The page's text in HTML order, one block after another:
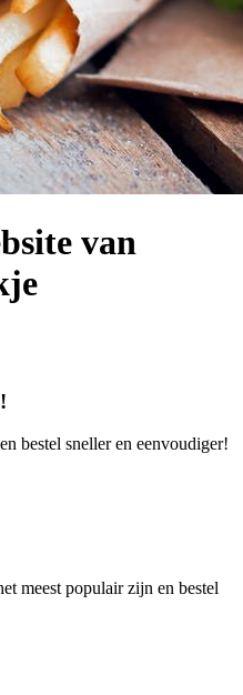
van
bestel sneller en eenvoudiger!
meest populair zijn en bestel